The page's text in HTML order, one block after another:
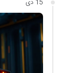
15 دی